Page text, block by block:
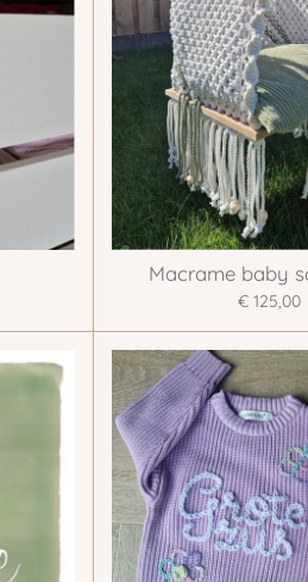
Macrame baby
€ 125,00